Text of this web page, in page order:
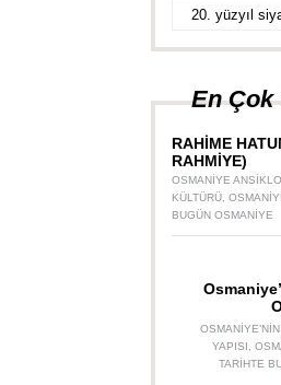
Kategoriler
En Çok
RAHİME
RAHMİYE)
OSMANIYE
KÜLTÜRÜ,
BUGÜN OSMANIYE
YAPISI
TARIHTE